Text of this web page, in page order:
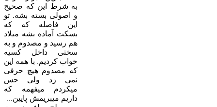
به شرط این که صحیح
و اصولی بسته بشه. تو
این فاصله که که
بسکت آماده بشه میلاد
هم رسید و مصدوم و به
سختی داخل کسیه
خواب کردیم. با همه این
که مصدوم هیچ حرفی
نمی زد ولی حس
میکردم میفهمه که
داریم میبریمش پایین...